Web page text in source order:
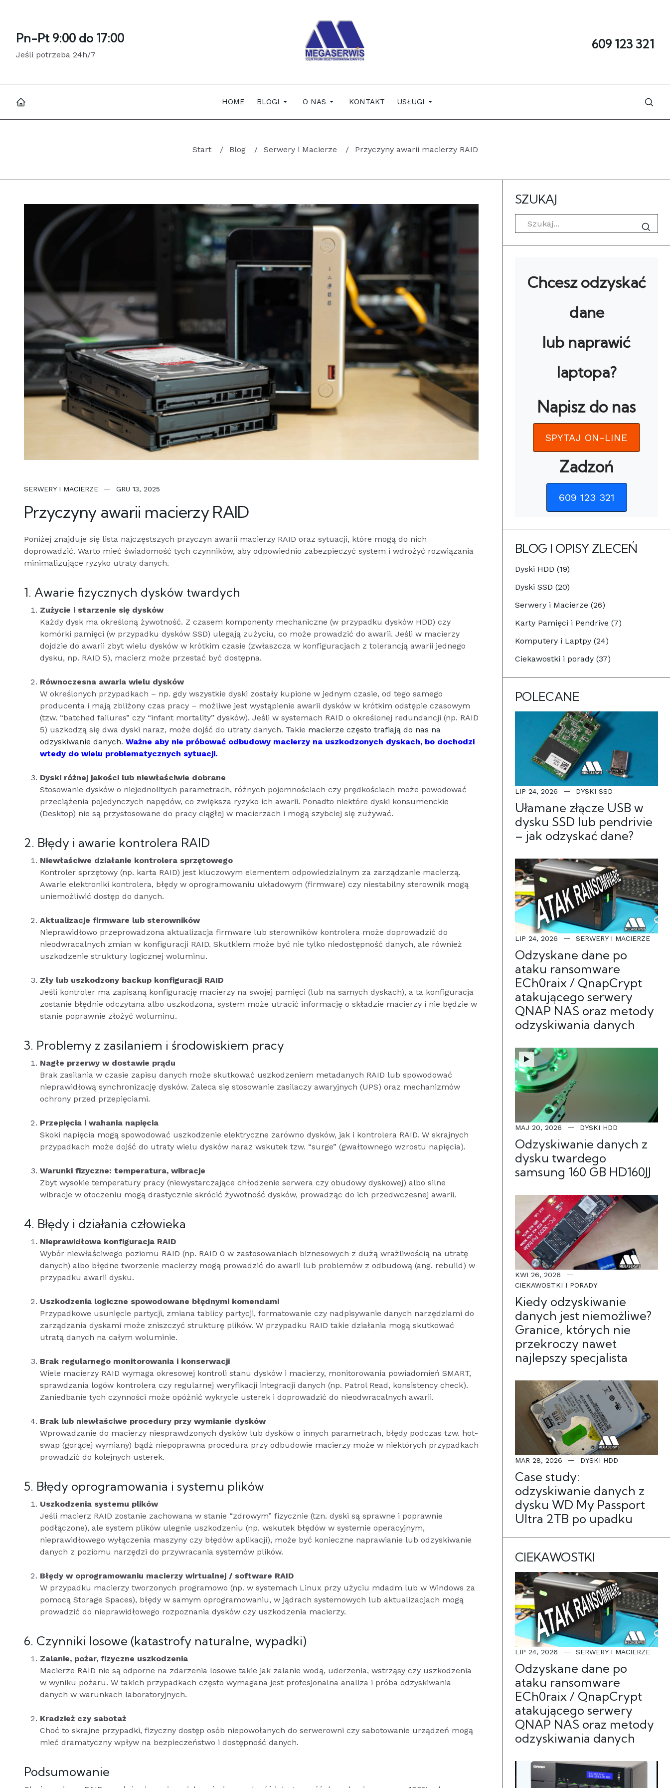
Pn-Pt 9:00 do 17:00
Jeśli potrzeba 24h/7
609 123 321
HOME BLOGI O NAS KONTAKT USŁUGI
Start Blog Serwery i Macierze Przyczyny awarii macierzy RAID
SERWERY I MACIERZE GRU 13, 2025
Przyczyny awarii macierzy RAID
Poniżej znajduje się lista najczęstszych przyczyn awarii macierzy RAID oraz sytuacji, które mogą do nich
doprowadzić. Warto mieć świadomość tych czynników, aby odpowiednio zabezpieczyć system i wdrożyć rozwiązania
minimalizujące ryzyko utraty danych.
1. Awarie fizycznych dysków twardych
Zużycie i starzenie się dysków
Każdy dysk ma określoną żywotność. Z czasem komponenty mechaniczne (w przypadku dysków HDD) czy
komórki pamięci (w przypadku dysków SSD) ulegają zużyciu, co może prowadzić do awarii. Jeśli w macierzy
dojdzie do awarii zbyt wielu dysków w krótkim czasie (zwłaszcza w konfiguracjach z tolerancją awarii jednego
dysku, np. RAID 5), macierz może przestać być dostępna.
Równoczesna awaria wielu dysków
W określonych przypadkach – np. gdy wszystkie dyski zostały kupione w jednym czasie, od tego samego
producenta i mają zbliżony czas pracy – możliwe jest wystąpienie awarii dysków w krótkim odstępie czasowym
(tzw. “batched failures” czy “infant mortality” dysków). Jeśli w systemach RAID o określonej redundancji (np. RAID
5) uszkodzą się dwa dyski naraz, może dojść do utraty danych. Takie macierze często trafiają do nas na
odzyskiwanie danych. Ważne aby nie próbować odbudowy macierzy na uszkodzonych dyskach, bo dochodzi
wtedy do wielu problematycznych sytuacji.
Dyski różnej jakości lub niewłaściwie dobrane
Stosowanie dysków o niejednolitych parametrach, różnych pojemnościach czy prędkościach może powodować
przeciążenia pojedynczych napędów, co zwiększa ryzyko ich awarii. Ponadto niektóre dyski konsumenckie
(Desktop) nie są przystosowane do pracy ciągłej w macierzach i mogą szybciej się zużywać.
2. Błędy i awarie kontrolera RAID
Niewłaściwe działanie kontrolera sprzętowego
Kontroler sprzętowy (np. karta RAID) jest kluczowym elementem odpowiedzialnym za zarządzanie macierzą.
Awarie elektroniki kontrolera, błędy w oprogramowaniu układowym (firmware) czy niestabilny sterownik mogą
uniemożliwić dostęp do danych.
Aktualizacje firmware lub sterowników
Nieprawidłowo przeprowadzona aktualizacja firmware lub sterowników kontrolera może doprowadzić do
nieodwracalnych zmian w konfiguracji RAID. Skutkiem może być nie tylko niedostępność danych, ale również
uszkodzenie struktury logicznej woluminu.
Zły lub uszkodzony backup konfiguracji RAID
Jeśli kontroler ma zapisaną konfigurację macierzy na swojej pamięci (lub na samych dyskach), a ta konfiguracja
zostanie błędnie odczytana albo uszkodzona, system może utracić informację o składzie macierzy i nie będzie w
stanie poprawnie złożyć woluminu.
3. Problemy z zasilaniem i środowiskiem pracy
Nagłe przerwy w dostawie prądu
Brak zasilania w czasie zapisu danych może skutkować uszkodzeniem metadanych RAID lub spowodować
nieprawidłową synchronizację dysków. Zaleca się stosowanie zasilaczy awaryjnych (UPS) oraz mechanizmów
ochrony przed przepięciami.
Przepięcia i wahania napięcia
Skoki napięcia mogą spowodować uszkodzenie elektryczne zarówno dysków, jak i kontrolera RAID. W skrajnych
przypadkach może dojść do utraty wielu dysków naraz wskutek tzw. “surge” (gwałtownego wzrostu napięcia).
Warunki fizyczne: temperatura, wibracje
Zbyt wysokie temperatury pracy (niewystarczające chłodzenie serwera czy obudowy dyskowej) albo silne
wibracje w otoczeniu mogą drastycznie skrócić żywotność dysków, prowadząc do ich przedwczesnej awarii.
4. Błędy i działania człowieka
Nieprawidłowa konfiguracja RAID
Wybór niewłaściwego poziomu RAID (np. RAID 0 w zastosowaniach biznesowych z dużą wrażliwością na utratę
danych) albo błędne tworzenie macierzy mogą prowadzić do awarii lub problemów z odbudową (ang. rebuild) w
przypadku awarii dysku.
Uszkodzenia logiczne spowodowane błędnymi komendami
Przypadkowe usunięcie partycji, zmiana tablicy partycji, formatowanie czy nadpisywanie danych narzędziami do
zarządzania dyskami może zniszczyć strukturę plików. W przypadku RAID takie działania mogą skutkować
utratą danych na całym woluminie.
Brak regularnego monitorowania i konserwacji
Wiele macierzy RAID wymaga okresowej kontroli stanu dysków i macierzy, monitorowania powiadomień SMART,
sprawdzania logów kontrolera czy regularnej weryfikacji integracji danych (np. Patrol Read, konsistency check).
Zaniedbanie tych czynności może opóźnić wykrycie usterek i doprowadzić do nieodwracalnych awarii.
Brak lub niewłaściwe procedury przy wymianie dysków
Wprowadzanie do macierzy niesprawdzonych dysków lub dysków o innych parametrach, błędy podczas tzw. hot-
swap (gorącej wymiany) bądź niepoprawna procedura przy odbudowie macierzy może w niektórych przypadkach
prowadzić do kolejnych usterek.
5. Błędy oprogramowania i systemu plików
Uszkodzenia systemu plików
Jeśli macierz RAID zostanie zachowana w stanie “zdrowym” fizycznie (tzn. dyski są sprawne i poprawnie
podłączone), ale system plików ulegnie uszkodzeniu (np. wskutek błędów w systemie operacyjnym,
nieprawidłowego wyłączenia maszyny czy błędów aplikacji), może być konieczne naprawianie lub odzyskiwanie
danych z poziomu narzędzi do przywracania systemów plików.
Błędy w oprogramowaniu macierzy wirtualnej / software RAID
W przypadku macierzy tworzonych programowo (np. w systemach Linux przy użyciu mdadm lub w Windows za
pomocą Storage Spaces), błędy w samym oprogramowaniu, w jądrach systemowych lub aktualizacjach mogą
prowadzić do nieprawidłowego rozpoznania dysków czy uszkodzenia macierzy.
6. Czynniki losowe (katastrofy naturalne, wypadki)
Zalanie, pożar, fizyczne uszkodzenia
Macierze RAID nie są odporne na zdarzenia losowe takie jak zalanie wodą, uderzenia, wstrząsy czy uszkodzenia
w wyniku pożaru. W takich przypadkach często wymagana jest profesjonalna analiza i próba odzyskiwania
danych w warunkach laboratoryjnych.
Kradzież czy sabotaż
Choć to skrajne przypadki, fizyczny dostęp osób niepowołanych do serwerowni czy sabotowanie urządzeń mogą
mieć dramatyczny wpływ na bezpieczeństwo i dostępność danych.
Podsumowanie
SZUKAJ
Szukaj
Chcesz odzyskać
dane
lub naprawić
laptopa?
Napisz do nas
SPYTAJ ON-LINE
Zadzoń
609 123 321
BLOG I OPISY ZLECEŃ
Dyski HDD (19)
Dyski SSD (20)
Serwery i Macierze (26)
Karty Pamięci i Pendrive (7)
Komputery i Laptpy (24)
Ciekawostki i porady (37)
POLECANE
LIP 24, 2026 DYSKI SSD
Ułamane złącze USB w
dysku SSD lub pendrivie
– jak odzyskać dane?
LIP 24, 2026 SERWERY I MACIERZE
Odzyskane dane po
ataku ransomware
ECh0raix / QnapCrypt
atakującego serwery
QNAP NAS oraz metody
odzyskiwania danych
MAJ 20, 2026 DYSKI HDD
Odzyskiwanie danych z
dysku twardego
samsung 160 GB HD160JJ
KWI 26, 2026
CIEKAWOSTKI I PORADY
Kiedy odzyskiwanie
danych jest niemożliwe?
Granice, których nie
przekroczy nawet
najlepszy specjalista
MAR 28, 2026 DYSKI HDD
Case study:
odzyskiwanie danych z
dysku WD My Passport
Ultra 2TB po upadku
CIEKAWOSTKI
LIP 24, 2026 SERWERY I MACIERZE
Odzyskane dane po
ataku ransomware
ECh0raix / QnapCrypt
atakującego serwery
QNAP NAS oraz metody
odzyskiwania danych